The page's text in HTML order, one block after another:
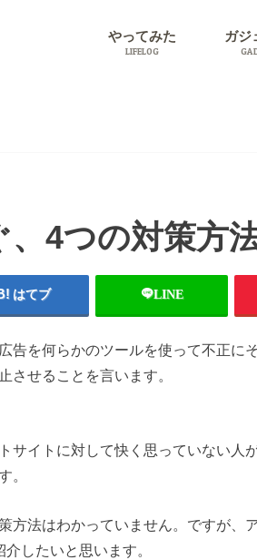
やってみた
LIFELOG
ガジ
4つの対策方
はてブ LINE
告を何らかのツールを使って不正に
させることを言います。
サイトに対して快く思っていない人
。
方法はわかっていません。ですが、
したいと思います。